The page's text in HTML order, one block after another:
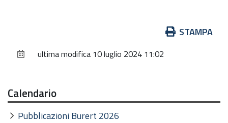
documento
STAMPA
ultima modifica 10 luglio 2024 11:02
Calendario
Pubblicazioni Burert 2026